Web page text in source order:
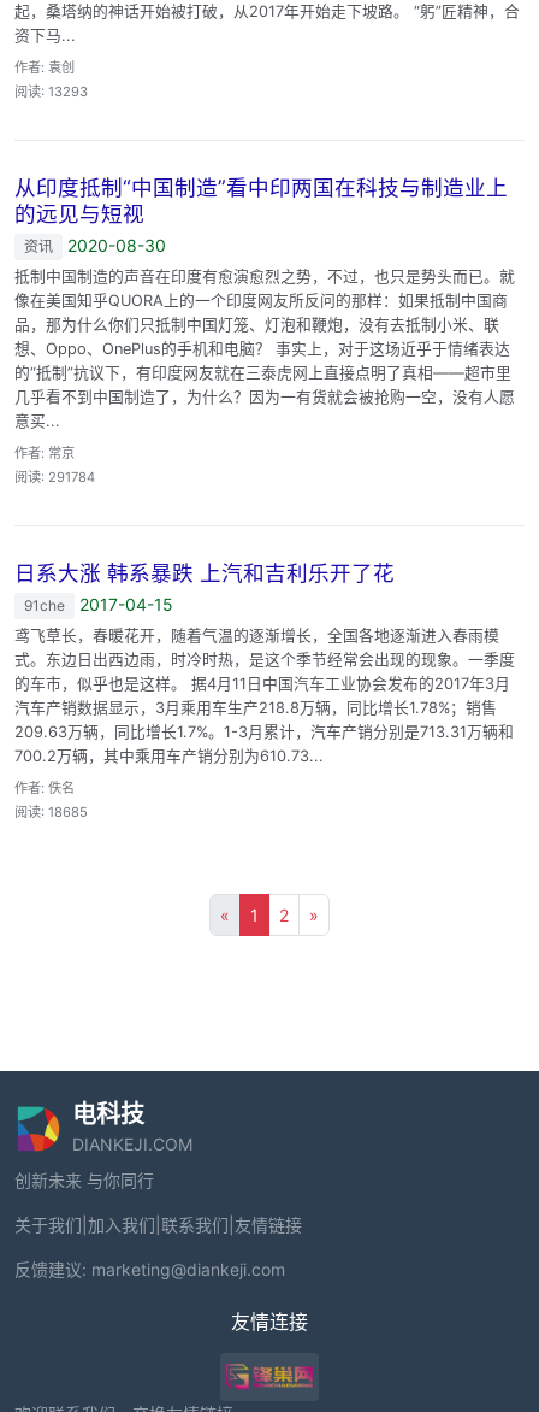
起，桑塔纳的神话开始被打破，从2017年开始走下坡路。 “躬”匠精神，合
资下马...
作者: 袁创
阅读: 13293
从印度抵制“中国制造”看中印两国在科技与制造业上
的远见与短视
资讯 2020-08-30
抵制中国制造的声音在印度有愈演愈烈之势，不过，也只是势头而已。就
像在美国知乎QUORA上的一个印度网友所反问的那样：如果抵制中国商
品，那为什么你们只抵制中国灯笼、灯泡和鞭炮，没有去抵制小米、联
想、Oppo、OnePlus的手机和电脑？ 事实上，对于这场近乎于情绪表达
的“抵制”抗议下，有印度网友就在三泰虎网上直接点明了真相——超市里
几乎看不到中国制造了，为什么？因为一有货就会被抢购一空，没有人愿
意买...
作者: 常京
阅读: 291784
日系大涨 韩系暴跌 上汽和吉利乐开了花
91che 2017-04-15
鸢飞草长，春暖花开，随着气温的逐渐增长，全国各地逐渐进入春雨模
式。东边日出西边雨，时冷时热，是这个季节经常会出现的现象。一季度
的车市，似乎也是这样。 据4月11日中国汽车工业协会发布的2017年3月
汽车产销数据显示，3月乘用车生产218.8万辆，同比增长1.78%；销售
209.63万辆，同比增长1.7%。1-3月累计，汽车产销分别是713.31万辆和
700.2万辆，其中乘用车产销分别为610.73...
作者: 佚名
阅读: 18685
« 1 2 »
电科技
DIANKEJI.COM
创新未来 与你同行
关于我们 加入我们 联系我们 友情链接
反馈建议: marketing@diankeji.com
友情连接